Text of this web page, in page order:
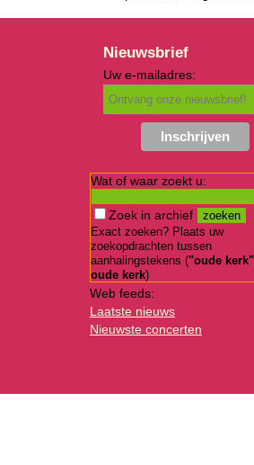
Nieuwsbrief
Uw e-mailadres:
Wat of waar zoekt u:
Zoek in archief
Exact zoeken? Plaats uw
zoekopdrachten tussen
aanhalingstekens ("oude kerk"
oude kerk)
Web feeds:
Laatste nieuws
Nieuwste concerten